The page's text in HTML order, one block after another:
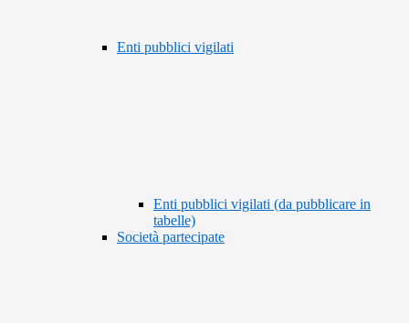
Enti pubblici vigilati
Enti pubblici vigilati (da pubblicare in
tabelle)
Società partecipate